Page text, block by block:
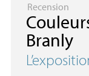
Recension
Branly